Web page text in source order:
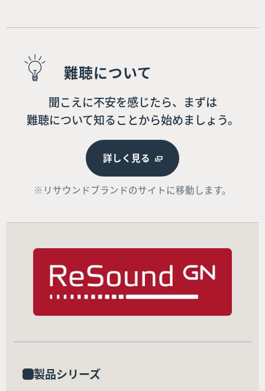
難聴について
聞こえに不安を感じたら、まずは
難聴について知ることから始めましょう。
詳しく見る
※リサウンドブランドのサイトに移動します。
製品シリーズ